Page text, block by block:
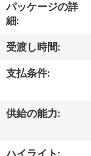
に
つ
い
パッケージの詳
細:
受渡し時間:
支払条件:
供給の能力: